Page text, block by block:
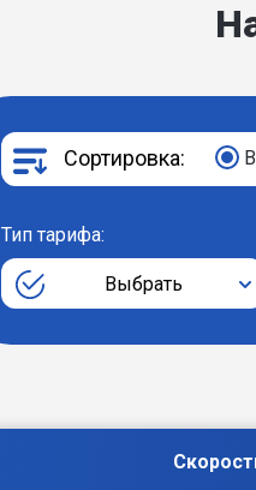
Сортировка:
Тип тарифа:
Выбрать